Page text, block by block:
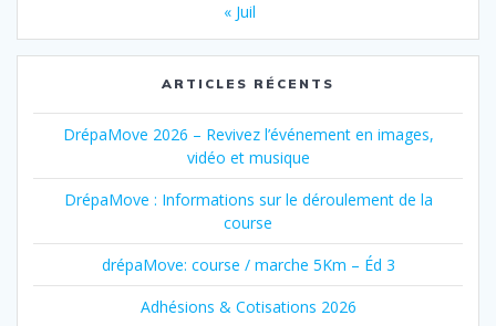
« Juil
ARTICLES RÉCENTS
DrépaMove 2026 – Revivez l’événement en images,
vidéo et musique
DrépaMove : Informations sur le déroulement de la
course
drépaMove: course / marche 5Km – Éd 3
Adhésions & Cotisations 2026